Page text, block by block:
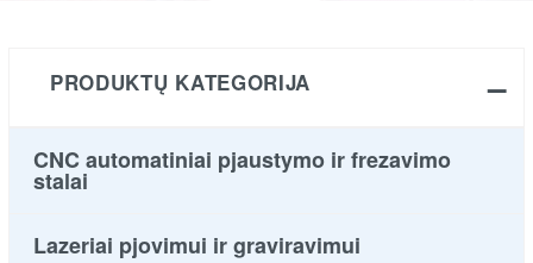
PRODUKTŲ KATEGORIJA
CNC automatiniai pjaustymo ir frezavimo
stalai
Lazeriai pjovimui ir graviravimui